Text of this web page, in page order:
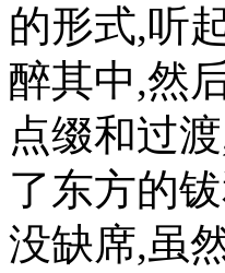
的形式,听
醉其中,然
点缀和过
了东方的
没缺席,虽